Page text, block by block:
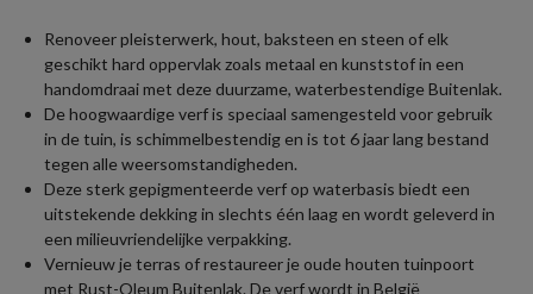
Renoveer pleisterwerk, hout, baksteen en steen of elk
geschikt hard oppervlak zoals metaal en kunststof in een
handomdraai met deze duurzame, waterbestendige Buitenlak.
De hoogwaardige verf is speciaal samengesteld voor gebruik
in de tuin, is schimmelbestendig en is tot 6 jaar lang bestand
tegen alle weersomstandigheden.
Deze sterk gepigmenteerde verf op waterbasis biedt een
uitstekende dekking in slechts één laag en wordt geleverd in
een milieuvriendelijke verpakking.
Vernieuw je terras of restaureer je oude houten tuinpoort
met Rust-Oleum Buitenlak. De verf wordt in België